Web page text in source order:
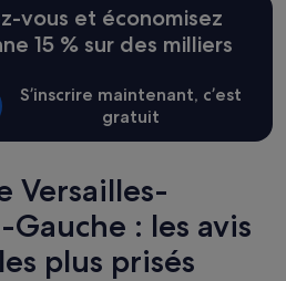
vous et économisez
15 % sur des milliers
S’inscrire maintenant, c’est
gratuit
Versailles-
: les avis
plus prisés